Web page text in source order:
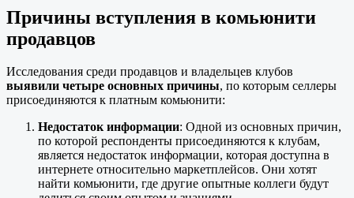
Причины вступления в комьюнити
продавцов
Исследования среди продавцов и владельцев клубов
выявили четыре основных причины, по которым селлеры
присоединяются к платным комьюнити:
Недостаток информации: Одной из основных причин,
по которой респонденты присоединяются к клубам,
является недостаток информации, которая доступна в
интернете относительно маркетплейсов. Они хотят
найти комьюнити, где другие опытные коллеги будут